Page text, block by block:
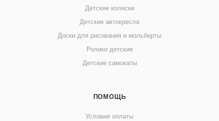
Детские коляски
Детские автокресла
Доски для рисования и мольберты
Ролики детские
Детские самокаты
ПОМОЩЬ
Условия оплаты